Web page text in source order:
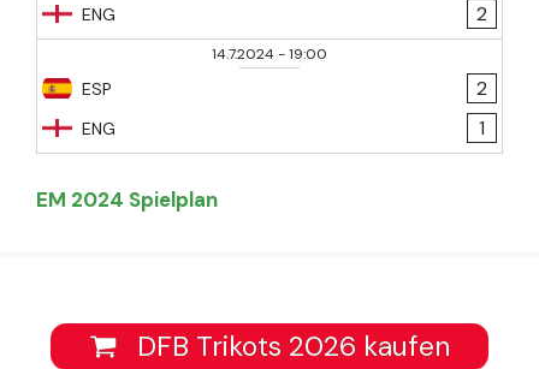
ENG
2
14.7.2024-19:00
ESP
ENG
2
1
EM 2024 Spielplan
DFB Trikots 2026 kaufen